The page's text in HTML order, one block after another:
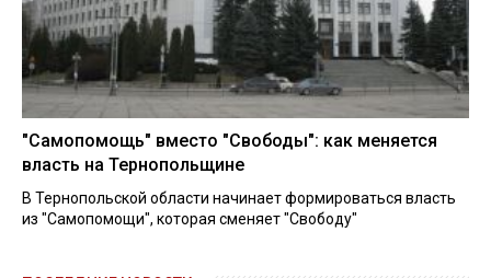
"Самопомощь" вместо "Свободы": как меняется
власть на Тернопольщине
В Тернопольской области начинает формироваться власть
из "Самопомощи", которая сменяет "Свободу"